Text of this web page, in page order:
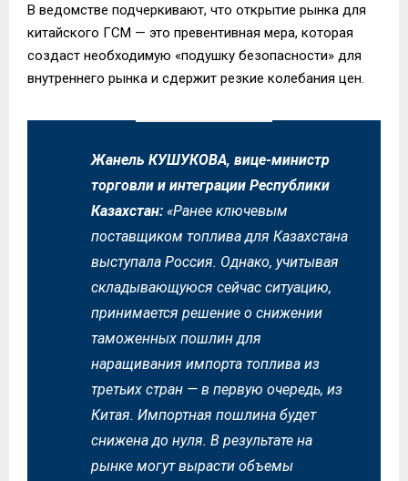
В ведомстве подчеркивают, что открытие рынка для
китайского ГСМ — это превентивная мера, которая
создаст необходимую «подушку безопасности» для
внутреннего рынка и сдержит резкие колебания цен.
Жанель КУШУКОВА, вице-министр
торговли и интеграции Республики
Казахстан: «Ранее ключевым
поставщиком топлива для Казахстана
выступала Россия. Однако, учитывая
складывающуюся сейчас ситуацию,
принимается решение о снижении
таможенных пошлин для
наращивания импорта топлива из
третьих стран — в первую очередь, из
Китая. Импортная пошлина будет
снижена до нуля. В результате на
рынке могут вырасти объемы